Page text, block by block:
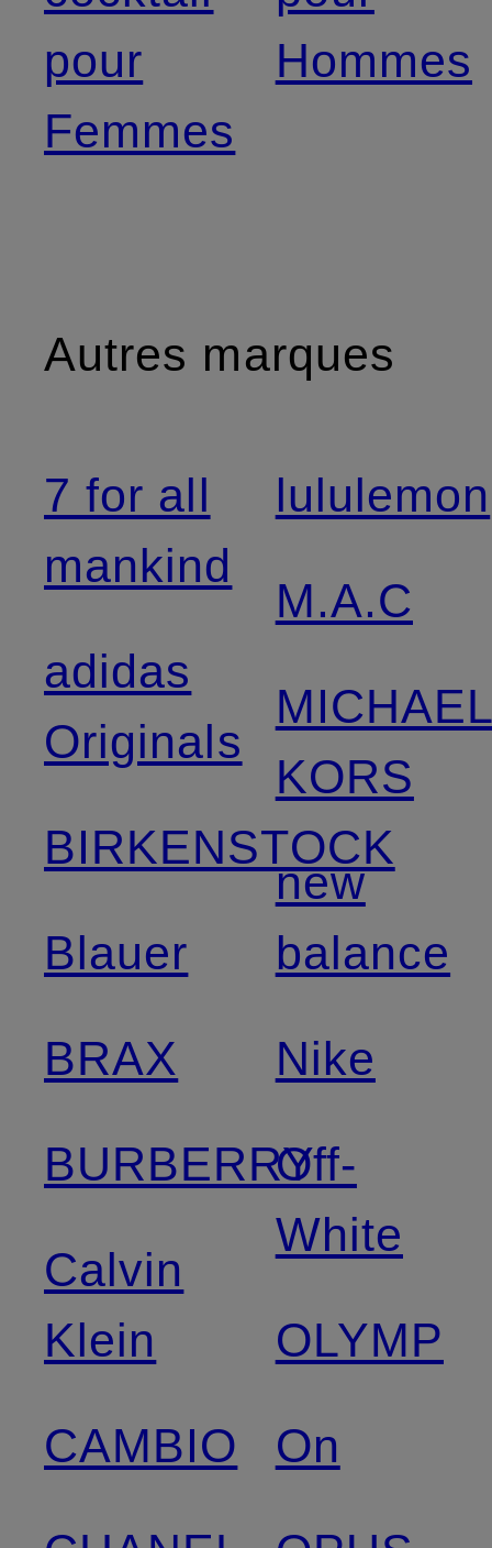
pour
Femmes
Hommes
Autres marques
7 for all
mankind
adidas
Originals
BIRKENSTOCK
Blauer
BRAX
BURBERRY
Calvin
Klein
CAMBIO
lululemon
M.A.C
KORS
new
balance
Nike
Off-
White
OLYMP
On